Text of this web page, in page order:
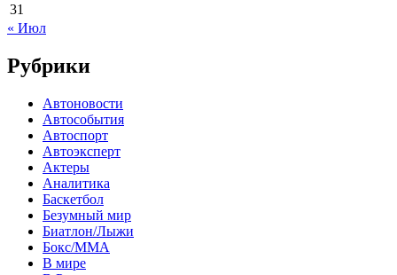
31
« Июл
Рубрики
Автоновости
Автособытия
Автоспорт
Автоэксперт
Актеры
Аналитика
Баскетбол
Безумный мир
Биатлон/Лыжи
Бокс/MMA
В мире